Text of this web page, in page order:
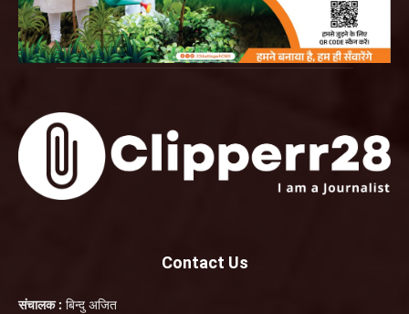
Contact Us
संचालक : बिन्दु अजित